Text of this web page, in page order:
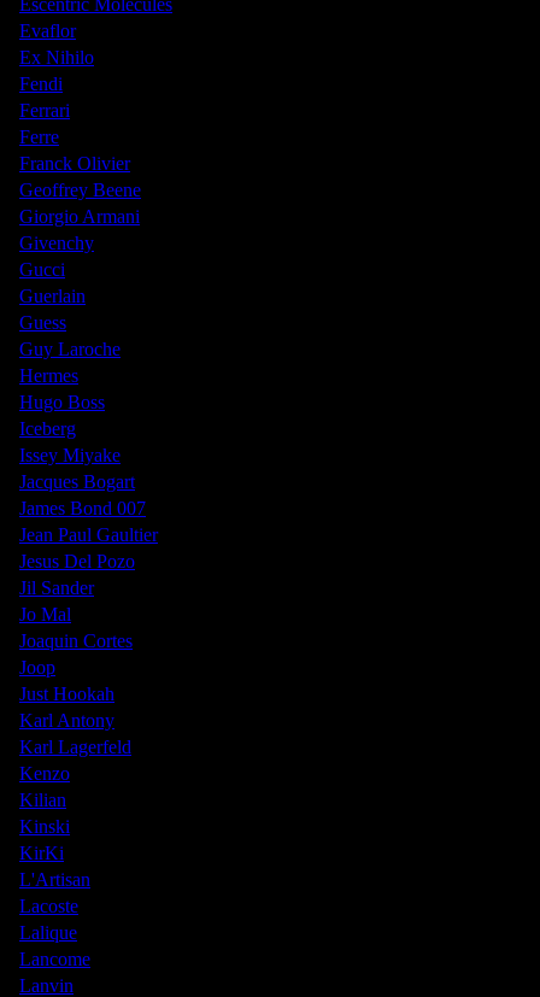
Evaflor
Ex Nihilo
Fendi
Ferrari
Ferre
Franck Olivier
Geoffrey Beene
Giorgio Armani
Givenchy
Gucci
Guerlain
Guess
Guy Laroche
Hermes
Hugo Boss
Iceberg
Issey Miyake
Jacques Bogart
James Bond 007
Jean Paul Gaultier
Jesus Del Pozo
Jil Sander
Jo Mal
Joaquin Cortes
Joop
Just Hookah
Karl Antony
Karl Lagerfeld
Kenzo
Kilian
Kinski
KirKi
L'Artisan
Lacoste
Lalique
Lancome
Lanvin